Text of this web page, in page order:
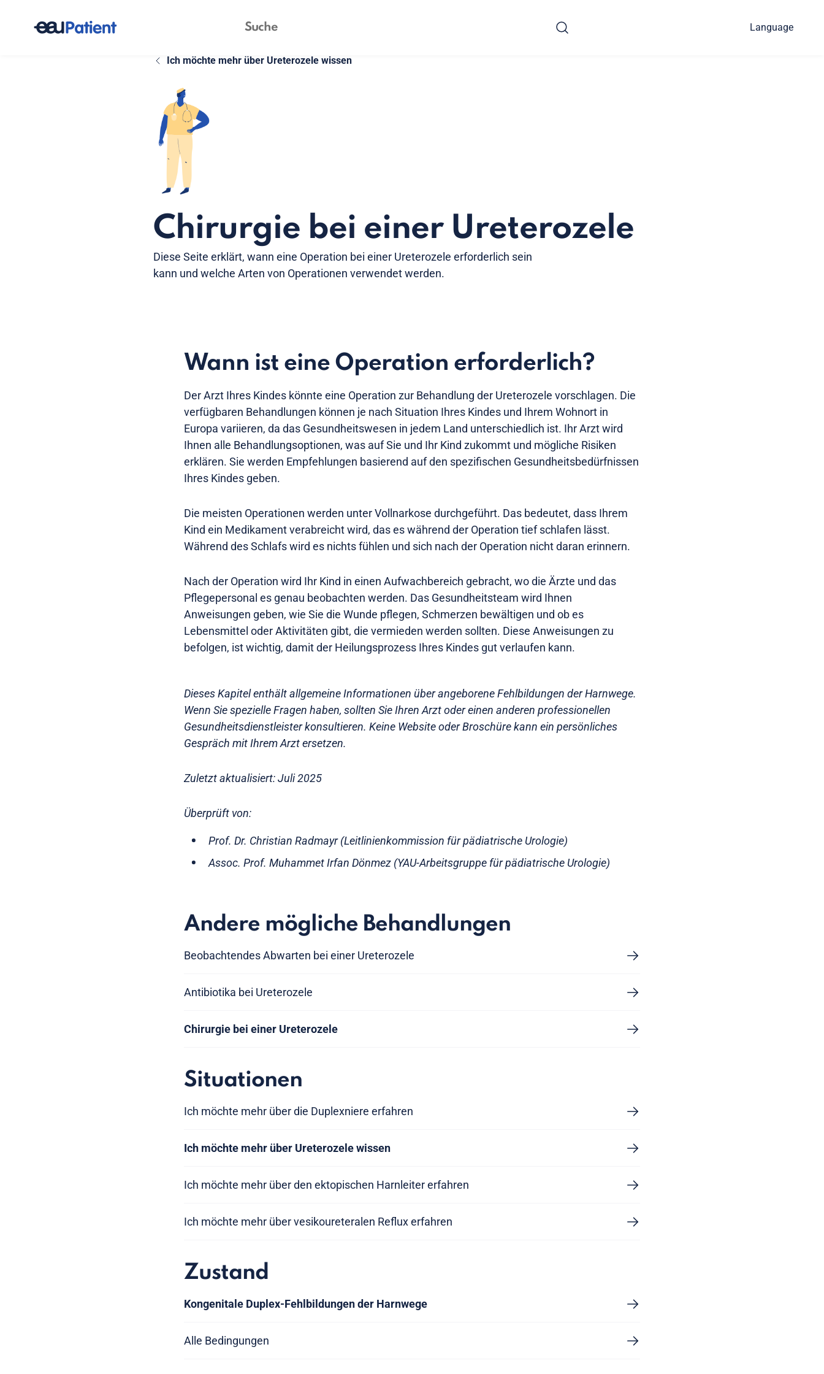
Language
Ich möchte mehr über Ureterozele wissen
Chirurgie bei einer Ureterozele
Diese Seite erklärt, wann eine Operation bei einer Ureterozele erforderlich sein
kann und welche Arten von Operationen verwendet werden.
Wann ist eine Operation erforderlich?
Der Arzt Ihres Kindes könnte eine Operation zur Behandlung der Ureterozele vorschlagen. Die
verfügbaren Behandlungen können je nach Situation Ihres Kindes und Ihrem Wohnort in
Europa variieren, da das Gesundheitswesen in jedem Land unterschiedlich ist. Ihr Arzt wird
Ihnen alle Behandlungsoptionen, was auf Sie und Ihr Kind zukommt und mögliche Risiken
erklären. Sie werden Empfehlungen basierend auf den spezifischen Gesundheitsbedürfnissen
Ihres Kindes geben.
Die meisten Operationen werden unter Vollnarkose durchgeführt. Das bedeutet, dass Ihrem
Kind ein Medikament verabreicht wird, das es während der Operation tief schlafen lässt.
Während des Schlafs wird es nichts fühlen und sich nach der Operation nicht daran erinnern.
Nach der Operation wird Ihr Kind in einen Aufwachbereich gebracht, wo die Ärzte und das
Pflegepersonal es genau beobachten werden. Das Gesundheitsteam wird Ihnen
Anweisungen geben, wie Sie die Wunde pflegen, Schmerzen bewältigen und ob es
Lebensmittel oder Aktivitäten gibt, die vermieden werden sollten. Diese Anweisungen zu
befolgen, ist wichtig, damit der Heilungsprozess Ihres Kindes gut verlaufen kann.
Dieses Kapitel enthält allgemeine Informationen über angeborene Fehlbildungen der Harnwege.
Wenn Sie spezielle Fragen haben, sollten Sie Ihren Arzt oder einen anderen professionellen
Gesundheitsdienstleister konsultieren. Keine Website oder Broschüre kann ein persönliches
Gespräch mit Ihrem Arzt ersetzen.
Zuletzt aktualisiert: Juli 2025
Überprüft von:
Prof. Dr. Christian Radmayr (Leitlinienkommission für pädiatrische Urologie)
Assoc. Prof. Muhammet Irfan Dönmez (YAU-Arbeitsgruppe für pädiatrische Urologie)
Andere mögliche Behandlungen
Beobachtendes Abwarten bei einer Ureterozele
Antibiotika bei Ureterozele
Chirurgie bei einer Ureterozele
Situationen
Ich möchte mehr über die Duplexniere erfahren
Ich möchte mehr über Ureterozele wissen
Ich möchte mehr über den ektopischen Harnleiter erfahren
Ich möchte mehr über vesikoureteralen Reflux erfahren
Zustand
Kongenitale Duplex-Fehlbildungen der Harnwege
Alle Bedingungen